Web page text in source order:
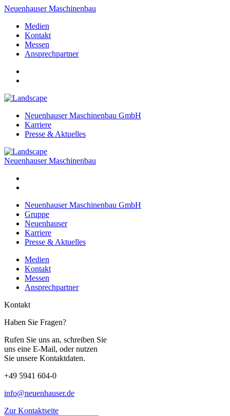
Neuenhauser Maschinenbau
Medien
Kontakt
Messen
Ansprechpartner
Neuenhauser Maschinenbau GmbH
Karriere
Presse & Aktuelles
Neuenhauser Maschinenbau
Neuenhauser Maschinenbau GmbH
Gruppe
Neuenhauser
Karriere
Presse & Aktuelles
Medien
Kontakt
Messen
Ansprechpartner
Kontakt
Haben Sie Fragen?
Rufen Sie uns an, schreiben Sie
uns eine E-Mail, oder nutzen
Sie unsere Kontaktdaten.
+49 5941 604-0
info@neuenhauser.de
Zur Kontaktseite